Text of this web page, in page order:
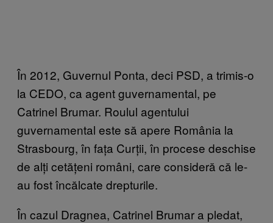
În 2012, Guvernul Ponta, deci PSD, a trimis-o
la CEDO, ca agent guvernamental, pe
Catrinel Brumar. Roulul agentului
guvernamental este să apere România la
Strasbourg, în fața Curții, în procese deschise
de alți cetățeni români, care consideră că le-
au fost încălcate drepturile.
În cazul Dragnea, Catrinel Brumar a pledat,